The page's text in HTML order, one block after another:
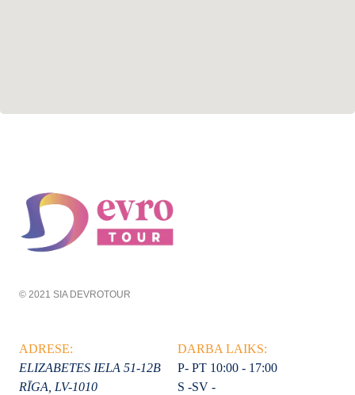
© 2021 SIA DEVROTOUR
ADRESE:
ELIZABETES IELA 51-12B
RĪGA, LV-1010
DARBA LAIKS:
P- PT 10:00 - 17:00
S -SV -